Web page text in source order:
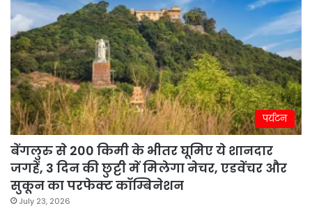
पर्यटन
बेंगलुरु से 200 किमी के भीतर घूमिए ये शानदार
जगहें, 3 दिन की छुट्टी में मिलेगा नेचर, एडवेंचर और
सुकून का परफेक्ट कॉम्बिनेशन
July 23, 2026